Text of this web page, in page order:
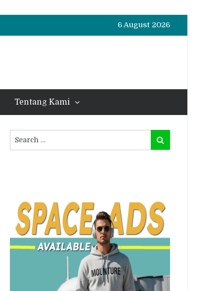
6 August 2026
Tentang Kami
for:
Search